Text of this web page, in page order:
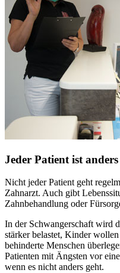
Jeder Patient ist
Nicht jeder Patient geht
Zahnarzt. Auch gibt
Zahnbehandlung oder
In der Schwangerschaft wird
stärker belastet, Kinder
behinderte Menschen
Patienten mit Ängsten vor
wenn es nicht anders geht.